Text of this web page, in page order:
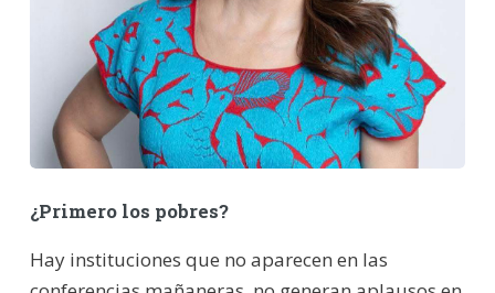
¿Primero los pobres?
Hay instituciones que no aparecen en las